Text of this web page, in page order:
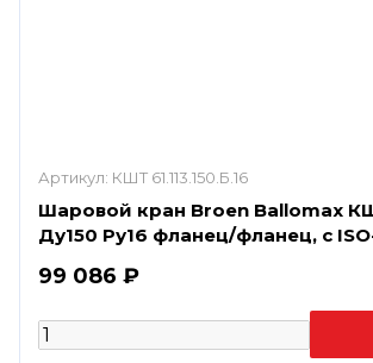
Артикул: КШТ 61.113.150.Б.16
Шаровой кран Broen Ballomax
Ду150 Ру16 фланец/фланец, с
99 086 ₽